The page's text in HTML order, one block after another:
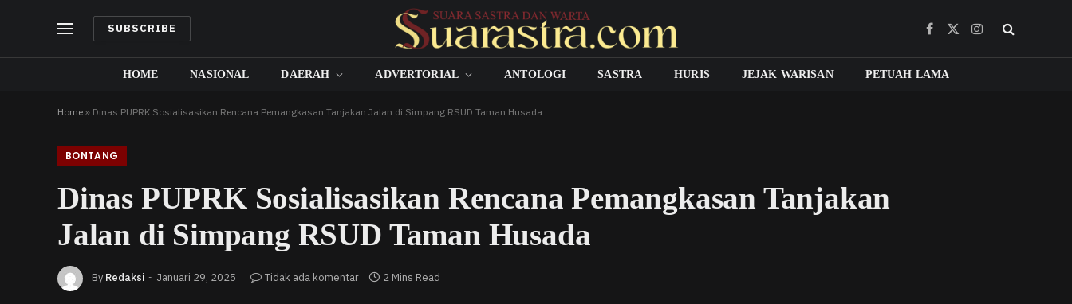
SUBSCRIBE Facebook
X
Instagram
HOME NASIONAL DAERAH ADVERTORIAL ANTOLOGI SASTRA HURIS JEJAK WARISAN PETUAH LAMA
Home » Dinas PUPRK Sosialisasikan Rencana Pemangkasan Tanjakan Jalan di Simpang RSUD Taman Husada
BONTANG
Dinas PUPRK Sosialisasikan Rencana Pemangkasan Tanjakan
Jalan di Simpang RSUD Taman Husada
By Redaksi Januari 29, 2025 Tidak ada komentar 2 Mins Read